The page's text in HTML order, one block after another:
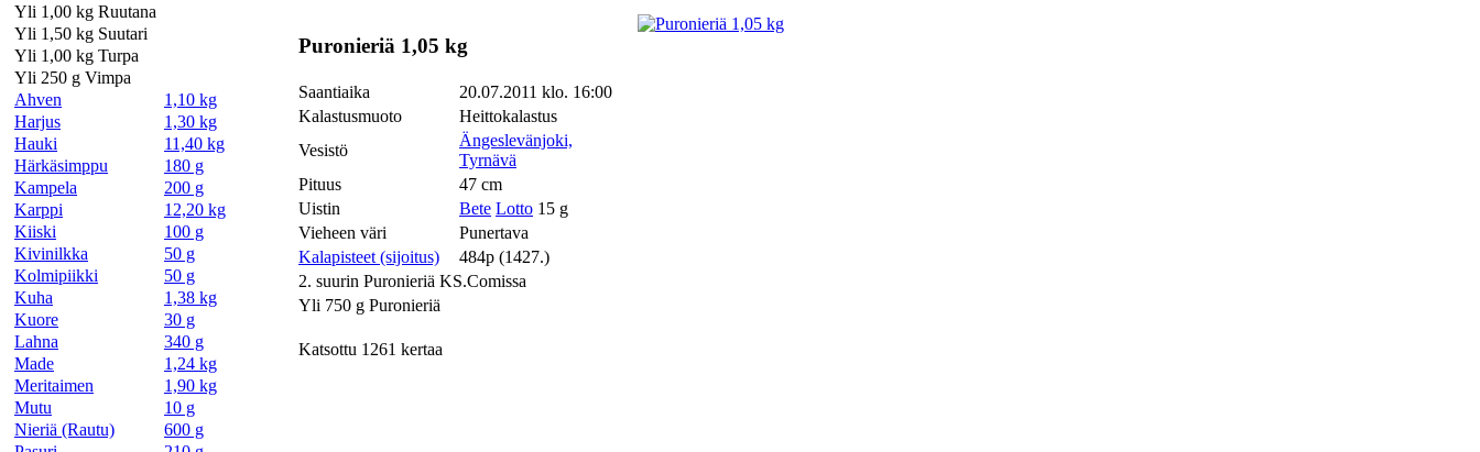
Yli 1,00 kg Ruutana
Yli 1,50 kg Suutari
Yli 1,00 kg Turpa
Yli 250 g Vimpa
Ahven
1,10 kg
Harjus
1,30 kg
Hauki
11,40 kg
Härkäsimppu
180 g
Kampela
200 g
Karppi
12,20 kg
Kiiski
100 g
Kivinilkka
50 g
Kolmipiikki
50 g
Kuha
1,38 kg
Kuore
30 g
Lahna
340 g
Made
1,24 kg
Meritaimen
1,90 kg
Mutu
10 g
Nieriä (Rautu)
600 g
Puronieriä 1,05 kg
Saantiaika
20.07.2011 klo. 16:00
Kalastusmuoto
Heittokalastus
Vesistö
Ängeslevänjoki,
Tyrnävä
Pituus
47 cm
Uistin
Bete Lotto 15 g
Vieheen väri
Punertava
Kalapisteet (sijoitus)
484p (1427.)
2. suurin Puronieriä KS.Comissa
Yli 750 g Puronieriä
Katsottu 1261 kertaa